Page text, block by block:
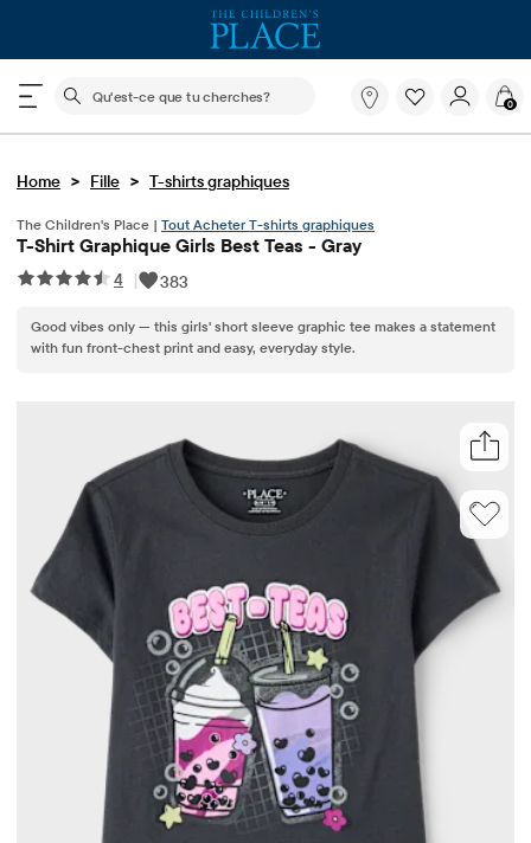
Le champ de recherche ci-dessous filtre les
Qu'est-
que
0
Home > Fille > T-shirts graphiques
The Children's Place | Tout Acheter T-shirts graphiques
T-Shirt Graphique Girls Best Teas - Gray
4 | 383
Good vibes only — this girls' short sleeve graphic tee makes a statement
with fun front-chest print and easy, everyday style.